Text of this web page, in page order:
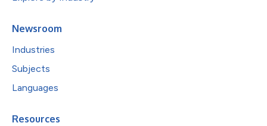
Newsroom
Industries
Subjects
Languages
Resources